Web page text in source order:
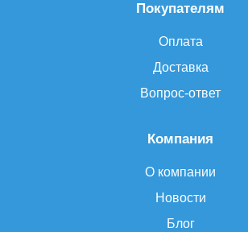
Компания
О компании
Новости
Блог
Покупателям
Оплата
Доставка
Вопрос-ответ